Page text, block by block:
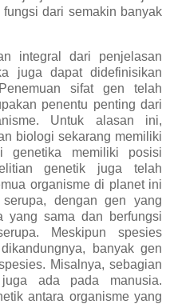
dari semakin banyak
integral dari penjelasan
juga dapat didefinisikan
sifat gen telah
penentu penting dari
Untuk alasan ini,
biologi sekarang memiliki
genetika memiliki posisi
genetik juga telah
organisme di planet ini
dengan gen yang
yang sama dan berfungsi
Meskipun spesies
banyak gen
Misalnya, sebagian
ada pada manusia.
antara organisme yang